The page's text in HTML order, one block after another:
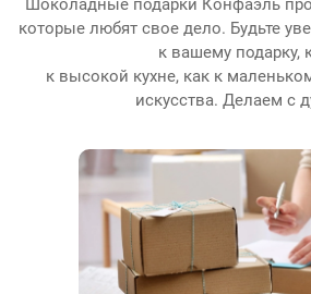
которые любят свое дело. Будьте
к вашему подарку,
к высокой кухне, как к
искусства. Делаем с